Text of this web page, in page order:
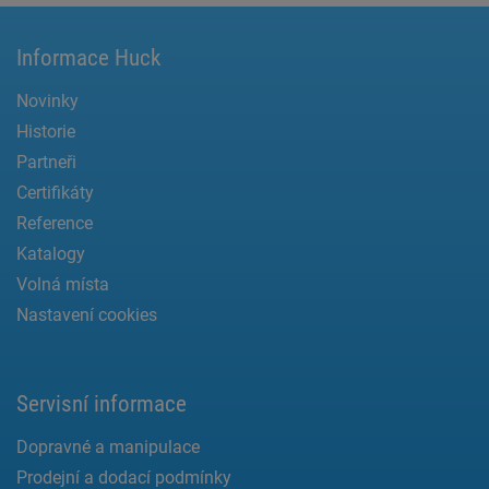
Informace Huck
Novinky
Historie
Partneři
Certifikáty
Reference
Katalogy
Volná místa
Nastavení cookies
Servisní informace
Dopravné a manipulace
Prodejní a dodací podmínky